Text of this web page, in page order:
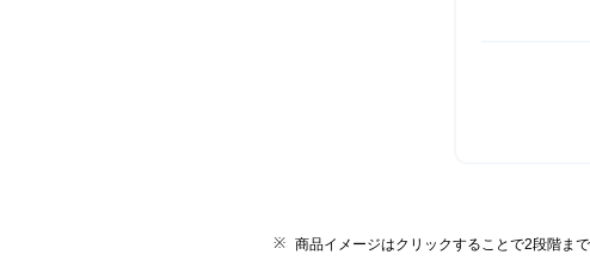
商品イメージはクリックすることで2段階ま